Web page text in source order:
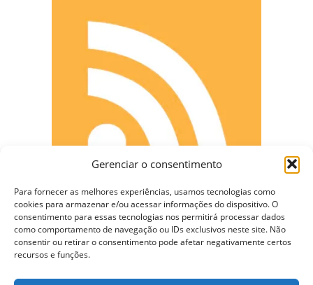
Gerenciar o consentimento
Para fornecer as melhores experiências, usamos tecnologias como
cookies para armazenar e/ou acessar informações do dispositivo. O
consentimento para essas tecnologias nos permitirá processar dados
como comportamento de navegação ou IDs exclusivos neste site. Não
consentir ou retirar o consentimento pode afetar negativamente certos
recursos e funções.
CONECTE-SE